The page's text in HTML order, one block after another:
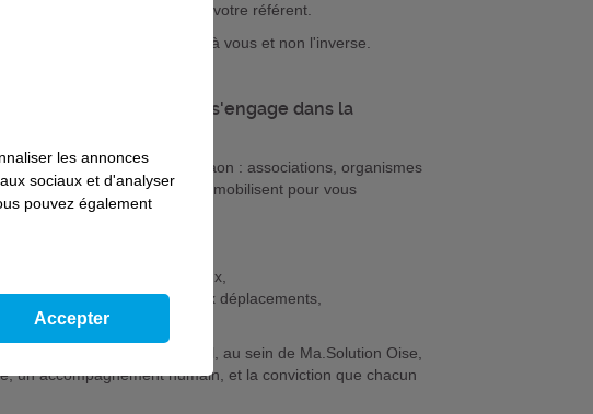
avecun soutien constant de votre référent.
le parcours qui s'adapte à vous et non l'inverse.
villages des solutions s'engage dans la
le village des solutions de Laon : associations, organismes
entreprises locales, tous se mobilisent pour vous
personnel durable.
à utiliser les outils digitaux,
ou accompagnement aux déplacements,
femmes/hommes.
nous l'humain est central, au sein de Ma.Solution Oise,
un accompagnement humain, et la conviction que chacun
les annonces
sociaux et d'analyser
pouvez également
Accepter